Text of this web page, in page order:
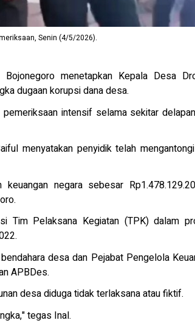
Senin (4/5/2026).
Bojonegoro menetapkan Kepala Desa
dugaan korupsi dana desa.
intensif selama sekitar
menyatakan penyidik telah
negara sebesar
Tim Pelaksana Kegiatan (TPK) dalam
desa dan Pejabat Pengelola
APBDes.
desa diduga tidak terlaksana atau fiktif.
tegas Inal.